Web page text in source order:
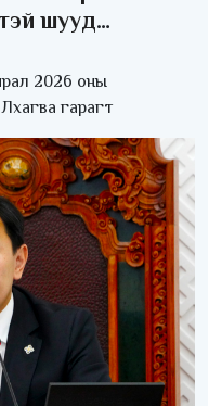
шууд
2026 оны
гарагт